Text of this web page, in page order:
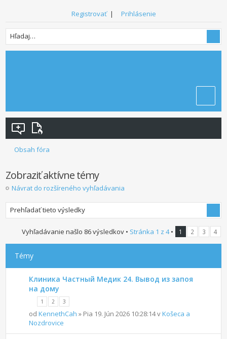
Registrovať| Prihlásenie
Obsah fóra
Zobraziť aktívne témy
Návrat do rozšíreného vyhľadávania
Vyhľadávanie našlo 86 výsledkov • Stránka 1 z 4• 1 2 3 4
Témy
Клиника Частный Медик 24. Вывод из запоя
на дому
1 2 3
odKennethCah » Pia 19. Jún 2026 10:28:14 vKošeca a
Nozdrovice